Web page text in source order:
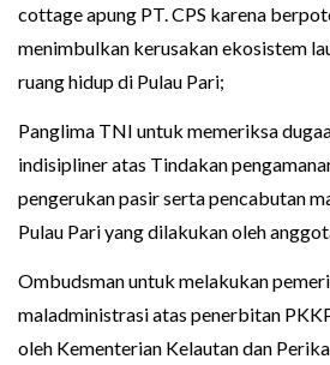
cottage apung PT. CPS karena
menimbulkan kerusakan ekosistem
ruang hidup di Pulau Pari;
Panglima TNI untuk memeriksa
indisipliner atas Tindakan
pengerukan pasir serta pencabutan
Pulau Pari yang dilakukan oleh
Ombudsman untuk melakukan
maladministrasi atas penerbitan
oleh Kementerian Kelautan dan